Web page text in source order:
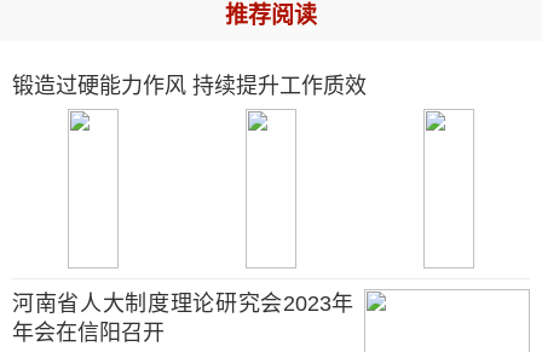
推荐阅读
锻造过硬能力作风 持续提升工作质效
河南省人大制度理论研究会2023年
年会在信阳召开